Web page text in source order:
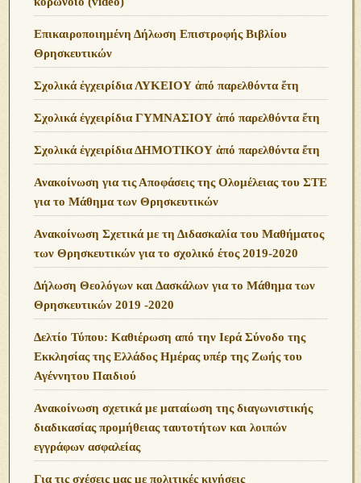
Επικαιροποιημένη Δήλωση Επιστροφής Βιβλίου
Θρησκευτικών
Σχολικά ἐγχειρίδια ΛΥΚΕΙΟΥ ἀπό παρελθόντα ἔτη
Σχολικά ἐγχειρίδια ΓΥΜΝΑΣΙΟΥ ἀπό παρελθόντα ἔτη
Σχολικά ἐγχειρίδια ΔΗΜΟΤΙΚΟΥ ἀπό παρελθόντα ἔτη
Ανακοίνωση για τις Αποφάσεις της Ολομέλειας του ΣΤΕ
για το Μάθημα των Θρησκευτικών
Ανακοίνωση Σχετικά με τη Διδασκαλία του Μαθήματος
των Θρησκευτικών για το σχολικό έτος 2019-2020
Δήλωση Θεολόγων και Δασκάλων για το Μάθημα των
Θρησκευτικών 2019 -2020
Δελτίο Τύπου: Καθιέρωση από την Ιερά Σύνοδο της
Εκκλησίας της Ελλάδος Ημέρας υπέρ της Ζωής του
Αγέννητου Παιδιού
Ανακοίνωση σχετικά με ματαίωση της διαγωνιστικής
διαδικασίας προμήθειας ταυτοτήτων και λοιπών
εγγράφων ασφαλείας
Για τις σχέσεις μας με πολιτικές κινήσεις